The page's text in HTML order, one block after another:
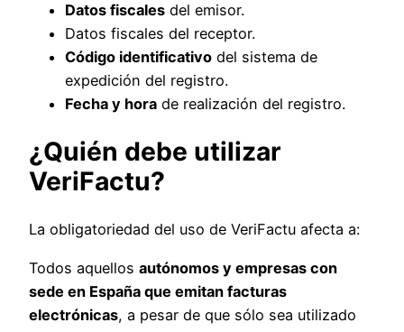
Datos fiscales del emisor.
Datos fiscales del receptor.
Código identificativo del sistema de
expedición del registro.
Fecha y hora de realización del registro.
¿Quién debe utilizar
VeriFactu?
La obligatoriedad del uso de VeriFactu afecta a:
Todos aquellos autónomos y empresas con
sede en España que emitan facturas
electrónicas, a pesar de que sólo sea utilizado